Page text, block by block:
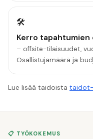
🛠️
Kerro
– offsite-tilaisuudet,
Osallistujamäärä ja
Lue lisää taidoista
📋 TYÖKOKEMUS